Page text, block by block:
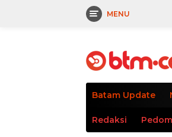
MENU
Batam Update
Redaksi